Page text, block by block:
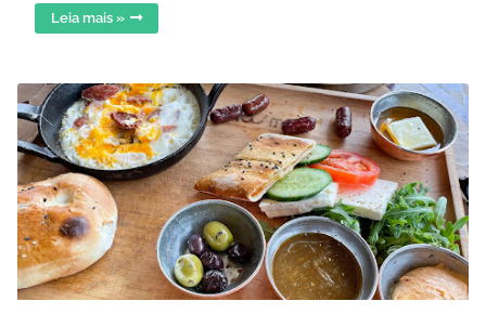
Leia mais »